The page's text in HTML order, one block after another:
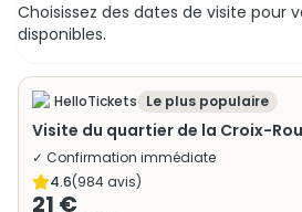
Choisissez des dates de visite pour
disponibles.
HelloTickets Le plus populaire
Visite du quartier de la Croix-
✓ Confirmation immédiate
4.6(984avis)
21 €